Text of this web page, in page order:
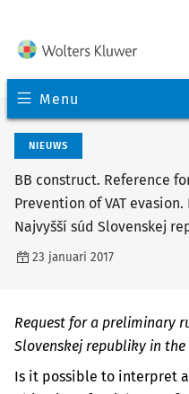
Menu
NIEUWS
BB construct. Reference
Prevention of VAT
Najvyšší súd Slovenskej
23 januari 2017
Request for a preliminary
Slovenskej republiky in the
Is it possible to interpret